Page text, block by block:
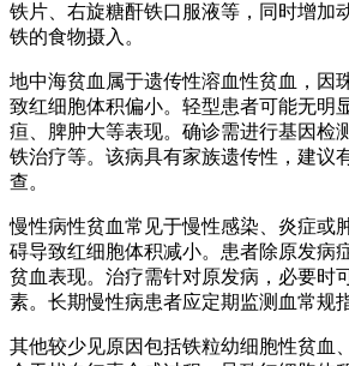
铁片、右旋糖酐铁口服液等，同时增加
铁的食物摄入。
地中海贫血属于遗传性溶血性贫血，因
致红细胞体积偏小。轻型患者可能无明
疸、脾肿大等表现。确诊需进行基因检
铁治疗等。该病具有家族遗传性，建议
查。
慢性病性贫血常见于慢性感染、炎症或
碍导致红细胞体积减小。患者除原发病
贫血表现。治疗需针对原发病，必要时
素。长期慢性病患者应定期监测血常规
其他较少见原因包括铁粒幼细胞性贫血